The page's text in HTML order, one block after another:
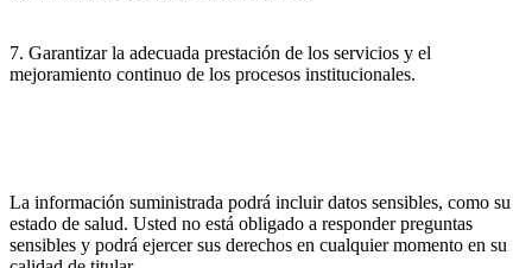
7. Garantizar la adecuada prestación de los servicios y el
mejoramiento continuo de los procesos institucionales.
La información suministrada podrá incluir datos sensibles, como su
estado de salud. Usted no está obligado a responder preguntas
sensibles y podrá ejercer sus derechos en cualquier momento en su